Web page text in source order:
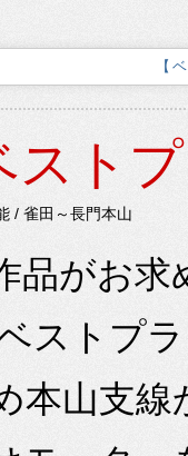
【
スト
/ 雀田～長門本山
品がお
ストプ
本山支線